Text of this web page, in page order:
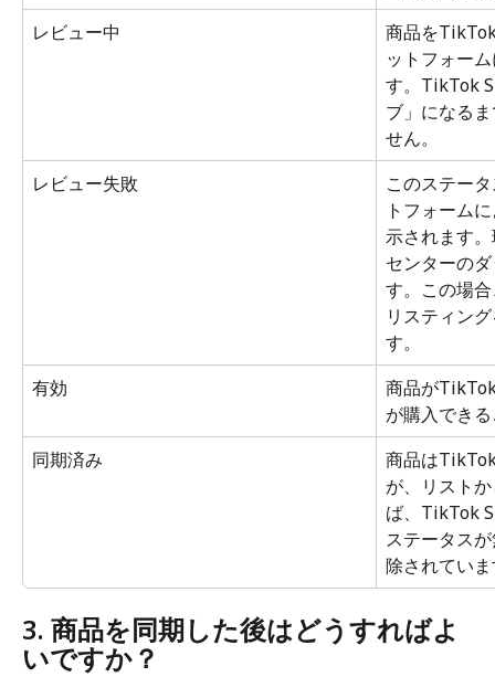
レビュー中
商品を
ットフォー
す。TikTok
ブ」になる
せん。
レビュー失敗
このステー
トフォーム
示されます
センターの
す。この場
リスティン
す。
有効
商品が
が購入でき
同期済み
商品は
が、リスト
ば、TikTok
ステータス
除されてい
3. 商品を同期した後はどうすればよ
いですか？